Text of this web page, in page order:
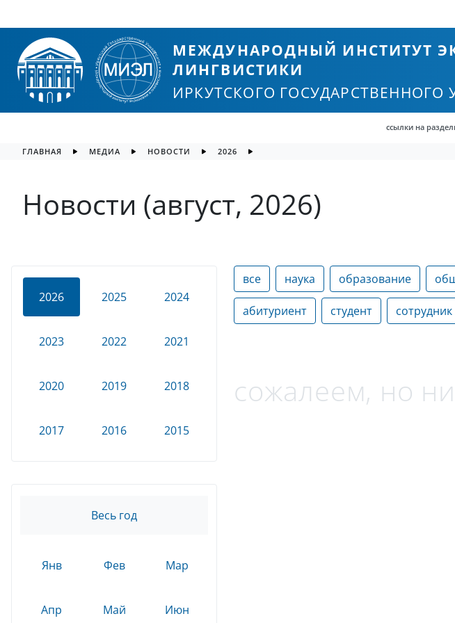
МЕЖДУНАРОДНЫЙ ИНСТИТУТ
ЛИНГВИСТИКИ
ИРКУТСКОГО ГОСУДАРСТВЕННОГО
ссылки на
ГЛАВНАЯ МЕДИА НОВОСТИ 2026
Новости (август, 2026)
2026 2025 2024
2023 2022 2021
2020 2019 2018
2017 2016 2015
Весь год
Янв Фев Мар
Апр Май Июн
все наука образование
абитуриент студент сотрудник
сожалеем, но